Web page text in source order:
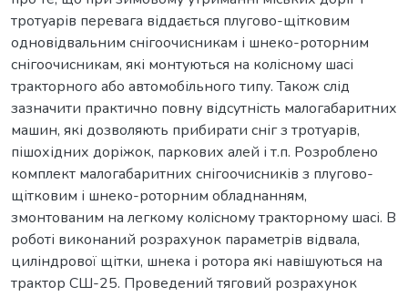
тротуарів перевага віддається плугово-щітковим
одновідвальним снігоочисникам і шнеко-роторним
снігоочисникам, які монтуються на колісному шасі
тракторного або автомобільного типу. Також слід
зазначити практично повну відсутність малогабаритних
машин, які дозволяють прибирати сніг з тротуарів,
пішохідних доріжок, паркових алей і т.п. Розроблено
комплект малогабаритних снігоочисників з плугово-
щітковим і шнеко-роторним обладнанням,
змонтованим на легкому колісному тракторному шасі. В
роботі виконаний розрахунок параметрів відвала,
циліндрової щітки, шнека і ротора які навішуються на
трактор СШ-25. Проведений тяговий розрахунок